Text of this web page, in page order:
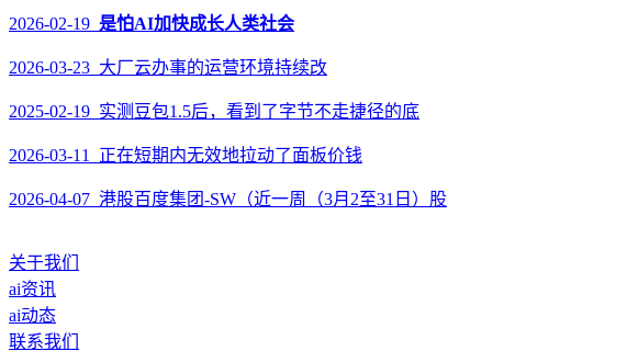
2026-02-19 是怕AI加快成长人类社会
2026-03-23 大厂云办事的运营环境持续改
2025-02-19 实测豆包1.5后，看到了字节不走捷径的底
2026-03-11 正在短期内无效地拉动了面板价钱
2026-04-07 港股百度集团-SW（近一周（3月2至31日）股
关于我们
ai资讯
ai动态
联系我们